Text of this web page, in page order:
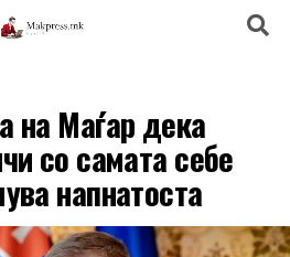
на Маѓар дека
со самата себе
напнатоста